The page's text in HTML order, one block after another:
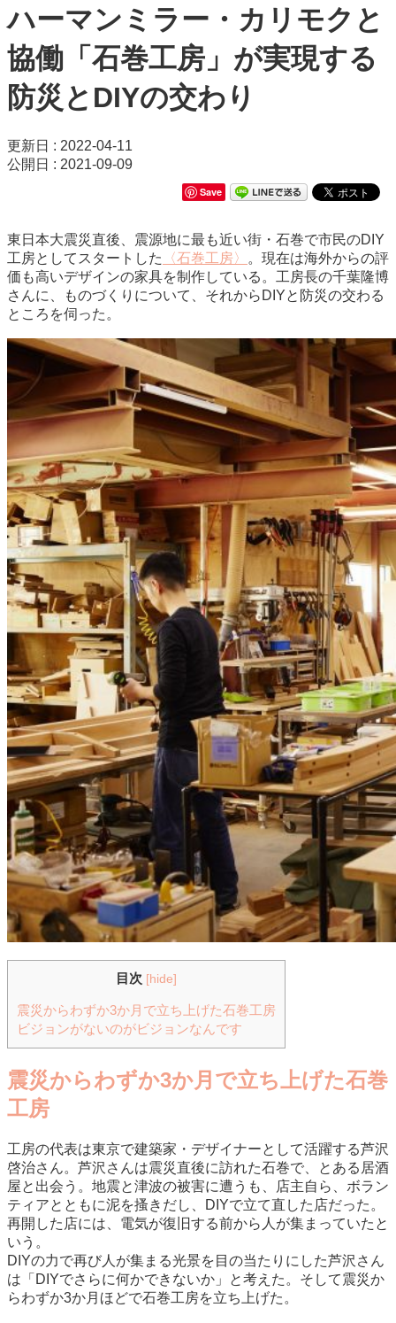
ハーマンミラー・カリモクと
協働「石巻工房」が実現する
防災とDIYの交わり
更新日 : 2022-04-11
公開日 : 2021-09-09
Save
東日本大震災直後、震源地に最も近い街・石巻で市民のDIY
工房としてスタートした
〈石巻工房〉
。現在は海外からの評
価も高いデザインの家具を制作している。工房長の千葉隆博
さんに、ものづくりについて、それからDIYと防災の交わる
ところを伺った。
目次 [hide]
震災からわずか3か月で立ち上げた石巻工房
ビジョンがないのがビジョンなんです
震災からわずか3か月で立ち上げた石巻
工房
工房の代表は東京で建築家・デザイナーとして活躍する芦沢
啓治さん。芦沢さんは震災直後に訪れた石巻で、とある居酒
屋と出会う。地震と津波の被害に遭うも、店主自ら、ボラン
ティアとともに泥を搔きだし、DIYで立て直した店だった。
再開した店には、電気が復旧する前から人が集まっていたと
いう。
DIYの力で再び人が集まる光景を目の当たりにした芦沢さん
は「DIYでさらに何かできないか」と考えた。そして震災か
らわずか3か月ほどで石巻工房を立ち上げた。